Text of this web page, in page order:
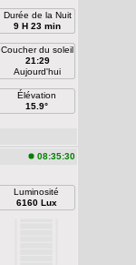
Durée de la Nuit
9 H 23 min
Coucher du soleil
21:29
Aujourd'hui
Élévation
15.9°
08:35:30
Luminosité
6160 Lux